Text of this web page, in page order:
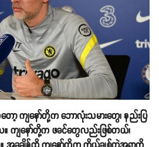
ော့ ကျနော်တို့က ဘောလုံးသမားတွေ၊ နည်းပြ
ကျနော်တို့က ဖခင်တွေလည်းဖြစ်တယ်၊